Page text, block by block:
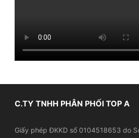
C.TY TNHH PHÂN PHỐI TOP A
Giấy phép ĐKKD số 0104518653 do